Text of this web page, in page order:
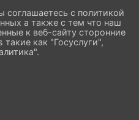
соглашаетесь с политикой
а также с тем что наш
к веб-сайту сторонние
как "Госуслуги",